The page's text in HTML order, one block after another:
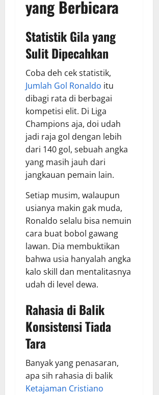
yang Berbicara
Statistik Gila yang
Sulit Dipecahkan
Coba deh cek statistik,
Jumlah Gol Ronaldo itu
dibagi rata di berbagai
kompetisi elit. Di Liga
Champions aja, doi udah
jadi raja gol dengan lebih
dari 140 gol, sebuah angka
yang masih jauh dari
jangkauan pemain lain.
Setiap musim, walaupun
usianya makin gak muda,
Ronaldo selalu bisa nemuin
cara buat bobol gawang
lawan. Dia membuktikan
bahwa usia hanyalah angka
kalo skill dan mentalitasnya
udah di level dewa.
Rahasia di Balik
Konsistensi Tiada
Tara
Banyak yang penasaran,
apa sih rahasia di balik
Ketajaman Cristiano